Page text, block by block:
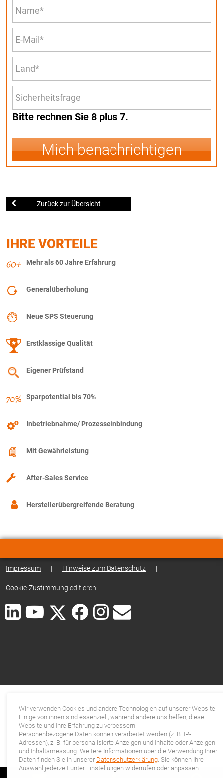
Bitte rechnen Sie 8 plus 7.
Mich benachrichtigen
Zurück zur Übersicht
IHRE VORTEILE
Mehr als 60 Jahre Erfahrung
Generalüberholung
Neue SPS Steuerung
Erstklassige Qualität
Eigener Prüfstand
Sparpotential bis 70%
Inbetriebnahme/ Prozesseinbindung
Mit Gewährleistung
After-Sales Service
Herstellerübergreifende Beratung
Impressum | Hinweise zum Datenschutz |
Cookie-Zustimmung editieren
Wir verwenden Cookies und andere Technologien auf unserer Website.
Einige von ihnen sind essenziell, während andere uns helfen, diese
Website und Ihre Erfahrung zu verbessern.
Personenbezogene Daten können verarbeitet werden (z. B. IP-
Adressen), z. B. für personalisierte Anzeigen und Inhalte oder Anzeigen-
und Inhaltsmessung. Weitere Informationen über die Verwendung Ihrer
Daten finden Sie in unserer Datenschutzerklärung. Sie können Ihre
Auswahl jederzeit unter Einstellungen widerrufen oder anpassen.